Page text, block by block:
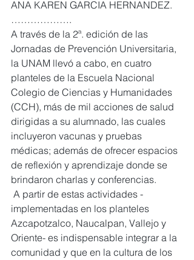
ANA KAREN GARCIA HERNANDEZ.
……………….
A través de la 2ª. edición de las
Jornadas de Prevención Universitaria,
la UNAM llevó a cabo, en cuatro
planteles de la Escuela Nacional
Colegio de Ciencias y Humanidades
(CCH), más de mil acciones de salud
dirigidas a su alumnado, las cuales
incluyeron vacunas y pruebas
médicas; además de ofrecer espacios
de reflexión y aprendizaje donde se
brindaron charlas y conferencias.
A partir de estas actividades -
implementadas en los planteles
Azcapotzalco, Naucalpan, Vallejo y
Oriente- es indispensable integrar a la
comunidad y que en la cultura de los